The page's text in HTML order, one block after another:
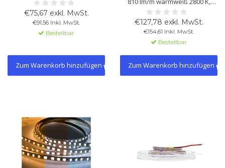
Rolle, 3M-Klebeband für
einfache Montage. Flexibel für
Stimmungsbeleuchtung.
€75,67 exkl. MwSt.
€91,56 Inkl. MwSt.
Bestellbar
Zum Warenkorb hinzufügen
IP20. DT8-kompatibel für
dynamische Farbansteuerung,
CRI >90 (WW), 96 LEDs/m, 5-m-
Rolle mit 3M-Klebeband.
€127,78 exkl. MwSt.
€154,61 Inkl. MwSt.
Bestellbar
Zum Warenkorb hinzufügen